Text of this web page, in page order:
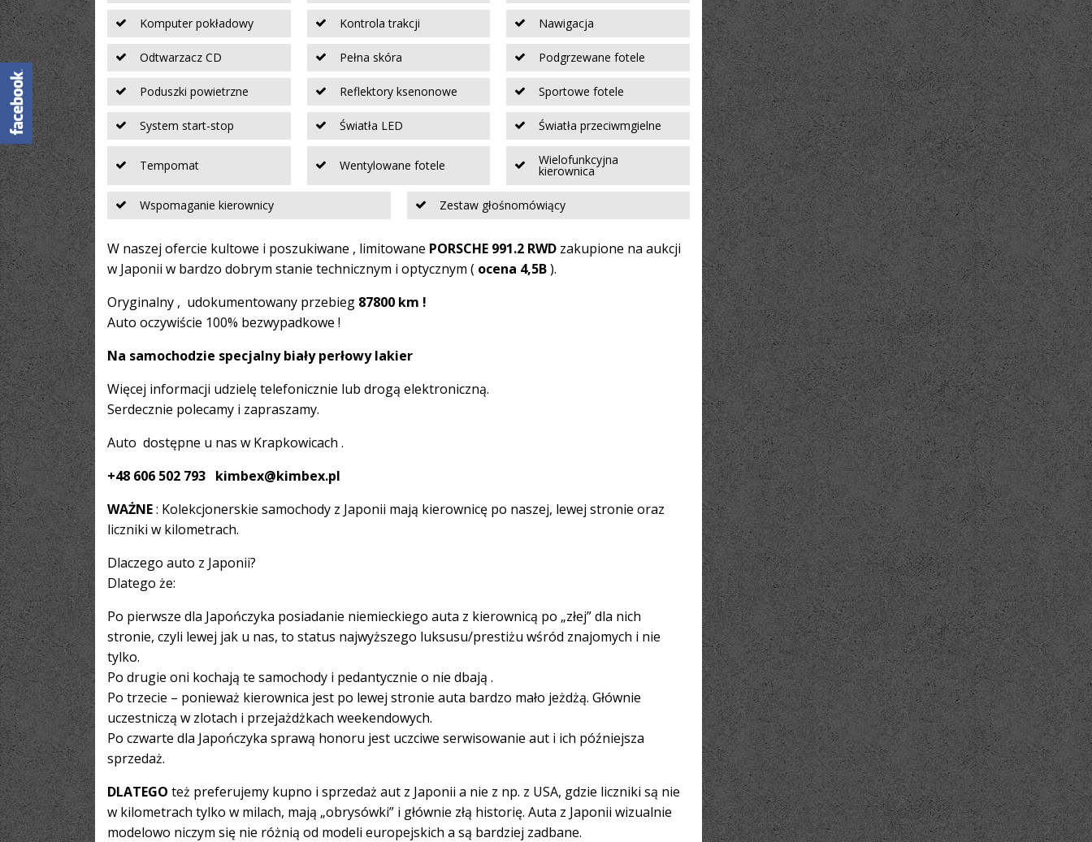
Komputer pokładowy Kontrola trakcji Nawigacja
Odtwarzacz CD Pełna skóra Podgrzewane fotele
Poduszki powietrzne Reflektory ksenonowe Sportowe fotele
System start-stop Światła LED Światła przeciwmgielne
Tempomat Wentylowane fotele Wielofunkcyjna
kierownica
Wspomaganie kierownicy Zestaw głośnomówiący
W naszej ofercie kultowe i poszukiwane , limitowane PORSCHE 991.2 RWD zakupione na aukcji
w Japonii w bardzo dobrym stanie technicznym i optycznym ( ocena 4,5B).
Oryginalny , udokumentowany przebieg 87800 km !
Auto oczywiście 100% bezwypadkowe !
Na samochodzie specjalny biały perłowy lakier
Więcej informacji udzielę telefonicznie lub drogą elektroniczną.
Serdecznie polecamy i zapraszamy.
Auto dostępne u nas w Krapkowicach .
+48 606 502 793 kimbex@kimbex.pl
WAŻNE: Kolekcjonerskie samochody z Japonii mają kierownicę po naszej, lewej stronie oraz
liczniki w kilometrach.
Dlaczego auto z Japonii?
Dlatego że:
Po pierwsze dla Japończyka posiadanie niemieckiego auta z kierownicą po „złej” dla nich
stronie, czyli lewej jak u nas, to status najwyższego luksusu/prestiżu wśród znajomych i nie
tylko.
Po drugie oni kochają te samochody i pedantycznie o nie dbają .
Po trzecie – ponieważ kierownica jest po lewej stronie auta bardzo mało jeżdżą. Głównie
uczestniczą w zlotach i przejażdżkach weekendowych.
Po czwarte dla Japończyka sprawą honoru jest uczciwe serwisowanie aut i ich późniejsza
sprzedaż.
DLATEGO też preferujemy kupno i sprzedaż aut z Japonii a nie z np. z USA, gdzie liczniki są nie
w kilometrach tylko w milach, mają „obrysówki” i głównie złą historię. Auta z Japonii wizualnie
modelowo niczym się nie różnią od modeli europejskich a są bardziej zadbane.